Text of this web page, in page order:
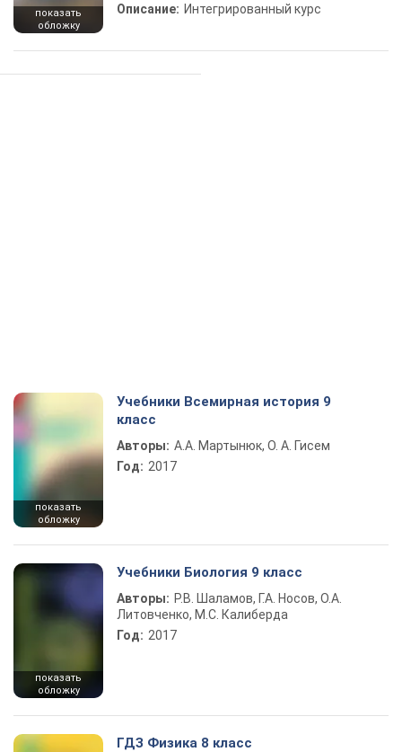
показать
обложку
Описание: Интегрированный курс
показать
обложку
Учебники Всемирная история 9
класс
Авторы: А.А. Мартынюк, О. А. Гисем
Год: 2017
показать
обложку
Учебники Биология 9 класс
Авторы: Р.В. Шаламов, Г.А. Носов, О.А.
Литовченко, М.С. Калиберда
Год: 2017
ГДЗ Физика 8 класс